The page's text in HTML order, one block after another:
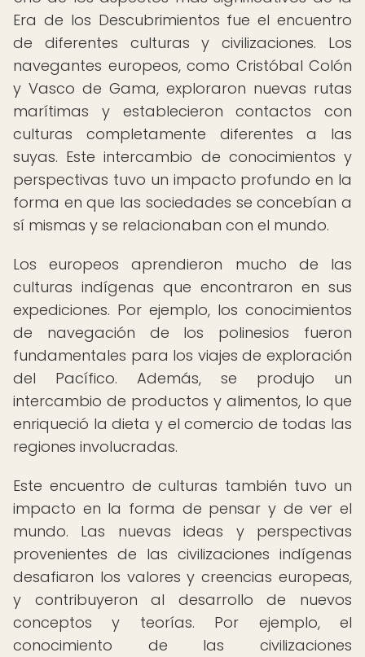
Era de los Descubrimientos fue el encuentro
de diferentes culturas y civilizaciones. Los
navegantes europeos, como Cristóbal Colón
y Vasco de Gama, exploraron nuevas rutas
marítimas y establecieron contactos con
culturas completamente diferentes a las
suyas. Este intercambio de conocimientos y
perspectivas tuvo un impacto profundo en la
forma en que las sociedades se concebían a
sí mismas y se relacionaban con el mundo.
Los europeos aprendieron mucho de las
culturas indígenas que encontraron en sus
expediciones. Por ejemplo, los conocimientos
de navegación de los polinesios fueron
fundamentales para los viajes de exploración
del Pacífico. Además, se produjo un
intercambio de productos y alimentos, lo que
enriqueció la dieta y el comercio de todas las
regiones involucradas.
Este encuentro de culturas también tuvo un
impacto en la forma de pensar y de ver el
mundo. Las nuevas ideas y perspectivas
provenientes de las civilizaciones indígenas
desafiaron los valores y creencias europeas,
y contribuyeron al desarrollo de nuevos
conceptos y teorías. Por ejemplo, el
conocimiento de las civilizaciones